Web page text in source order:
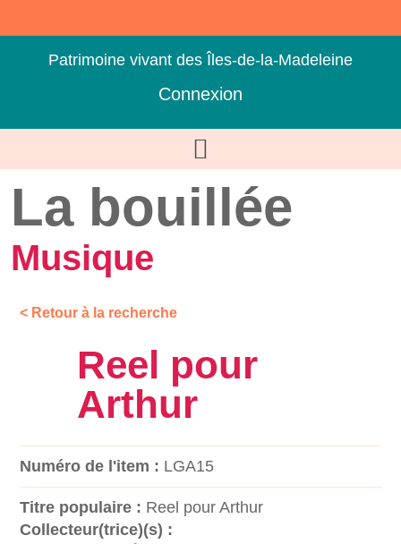
Patrimoine vivant des Îles-de-la-Madeleine
Connexion
La bouillée
Musique
< Retour à la recherche
Reel pour
Arthur
Numéro de l'item : LGA15
Titre populaire : Reel pour Arthur
Collecteur(trice)(s) :